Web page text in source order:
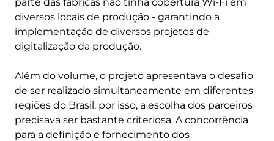
diversos locais de produção - garantindo a
implementação de diversos projetos de
digitalização da produção.
Além do volume, o projeto apresentava o desafio
de ser realizado simultaneamente em diferentes
regiões do Brasil, por isso, a escolha dos parceiros
precisava ser bastante criteriosa. A concorrência
para a definição e fornecimento dos